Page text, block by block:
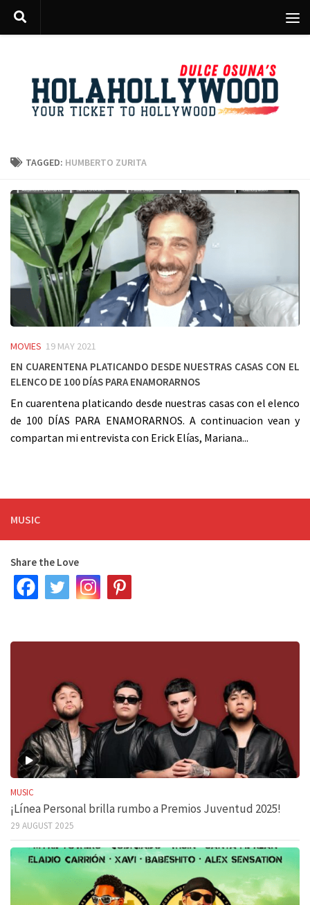
Skip to content
TAGGED: HUMBERTO ZURITA
MOVIES 19 MAY 2021
En cuarentena platicando desde nuestras casas con el
elenco de 100 DÍAS PARA ENAMORARNOS
En cuarentena platicando desde nuestras casas con el elenco
de 100 DÍAS PARA ENAMORARNOS. A continuacion vean y
compartan mi entrevista con Erick Elías, Mariana...
MUSIC
Share the Love
MUSIC
¡Línea Personal brilla rumbo a Premios Juventud 2025!
29 AUGUST 2025